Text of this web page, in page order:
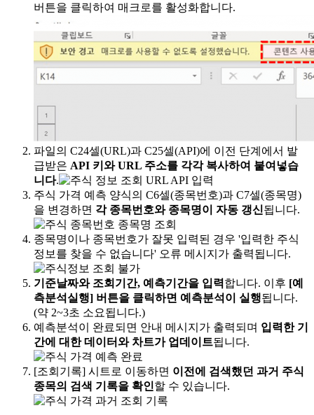
버튼을 클릭하여 매크로를 활성화합니다.
파일의 C24셀(URL)과 C25셀(API)에 이전 단계에서 발
급받은 API 키와 URL 주소를 각각 복사하여 붙여넣습
니다.
주식 가격 예측 양식의 C6셀(종목번호)과 C7셀(종목명)
을 변경하면 각 종목번호와 종목명이 자동 갱신됩니다.
종목명이나 종목번호가 잘못 입력된 경우 '입력한 주식
정보를 찾을 수 없습니다' 오류 메시지가 출력됩니다.
기준날짜와 조회기간, 예측기간을 입력합니다. 이후 [예
측분석실행] 버튼을 클릭하면 예측분석이 실행됩니다.
(약 2~3초 소요됩니다.)
예측분석이 완료되면 안내 메시지가 출력되며 입력한 기
간에 대한 데이터와 차트가 업데이트됩니다.
[조회기록] 시트로 이동하면 이전에 검색했던 과거 주식
종목의 검색 기록을 확인할 수 있습니다.